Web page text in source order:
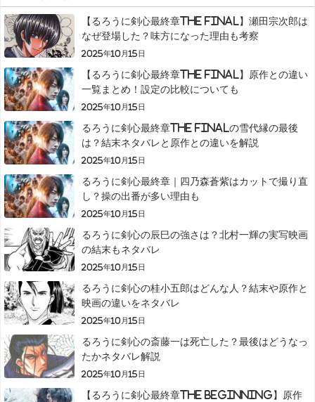
【るろうに剣心最終章The Final】瀬田宗次郎は
なぜ登場した？味方になった理由も考察
2025年10月15日
【るろうに剣心最終章The Final】原作との違い
一覧まとめ！設定の比較についても
2025年10月15日
るろうに剣心最終章The Finalの雪代縁の最後
は？結末ネタバレと原作との違いを解説
2025年10月15日
るろうに剣心最終章｜四乃森蒼紫はカットで撮り直
し？操の出番が多い理由も
2025年10月15日
るろうに剣心の辰巳の強さは？北村一輝の実写映画
の結末もネタバレ
2025年10月15日
るろうに剣心の桂小五郎はどんな人？結末や原作と
映画の違いをネタバレ
2025年10月15日
るろうに剣心の斎藤一は死亡した？最後はどうなっ
たかネタバレ解説
2025年10月15日
【るろうに剣心最終章The Beginning】原作